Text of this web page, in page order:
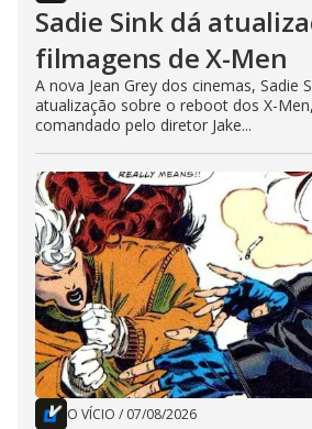
Sadie Sink dá
filmagens de X-Men
A nova Jean Grey dos cinemas, Sadie
atualização sobre o reboot dos X-
comandado pelo diretor Jake...
O VÍCIO / 07/08/2026